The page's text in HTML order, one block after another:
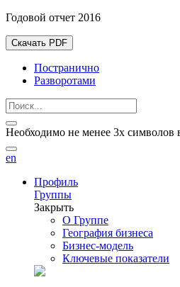
Годовой отчет 2016
Скачать PDF
Постранично
Разворотами
Необходимо не менее 3х символов
en
Профиль
Группы
Закрыть
О Группе
География бизнеса
Бизнес-модель
Ключевые показатели